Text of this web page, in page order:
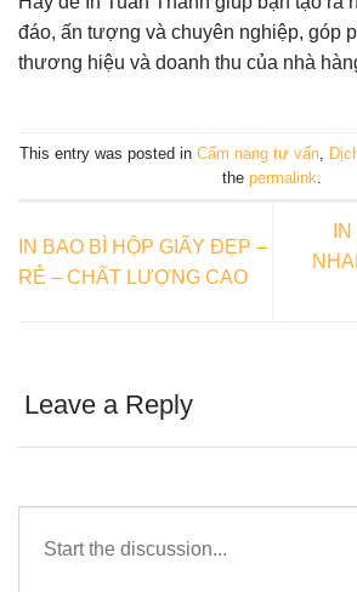
đáo, ấn tượng và chuyên nghiệp, góp
thương hiệu và doanh thu của nhà
This entry was posted in Cẩm nang tư vấn
the permalink
IN BAO BÌ HỘP GIẤY ĐẸP –
RẺ – CHẤT LƯỢNG CAO
Leave a Reply